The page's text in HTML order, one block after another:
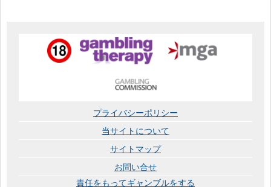
プライバシーポリシー
当サイトについて
サイトマップ
お問い合せ
責任をもってギャンブルをする